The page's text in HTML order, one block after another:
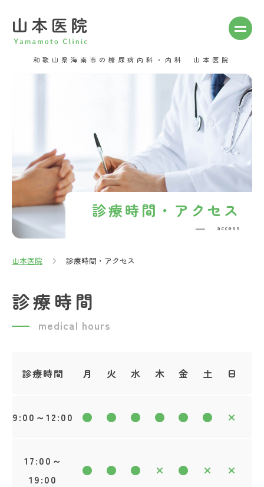
content山本医院
Yamamoto Clinic
診療時間・アクセス
access
山本医院 診療時間・アクセス
和歌山県海南市の糖尿病内科・内科 山本医院
診療時間
medical hours
診療時間 月 火 水 木 金 土 日
9:00～12:00
17:00～
19:00